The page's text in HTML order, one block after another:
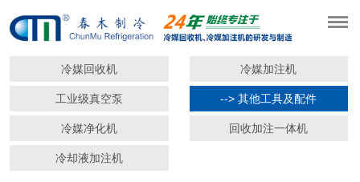
冷媒回收机 冷媒加注机
工业级真空泵 --> 其他工具及配件
冷媒净化机 回收加注一体机
冷却液加注机